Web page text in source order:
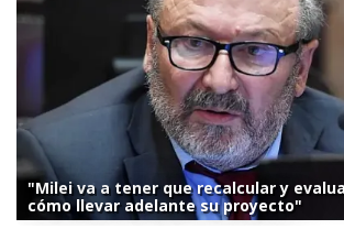
"Milei va a tener que recalcular y
cómo llevar adelante su proyecto"